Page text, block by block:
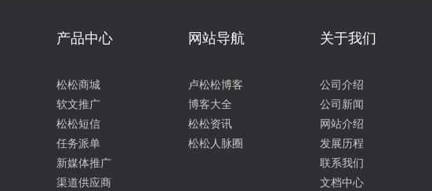
产品中心
松松商城
软文推广
松松短信
任务派单
新媒体推广
渠道供应商
网站导航
卢松松博客
博客大全
松松资讯
松松人脉圈
关于我们
公司介绍
公司新闻
网站介绍
发展历程
联系我们
文档中心